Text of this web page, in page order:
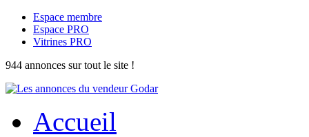
Espace membre
Espace PRO
Vitrines PRO
944 annonces sur tout le site !
Accueil